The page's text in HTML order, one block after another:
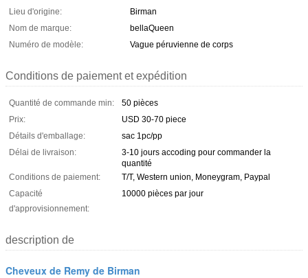
Lieu d'origine:
Birman
Nom de marque:
bellaQueen
Numéro de modèle:
Vague péruvienne de corps
Conditions de paiement et expédition
Quantité de commande min:
50 pièces
Prix:
USD 30-70 piece
Détails d'emballage:
sac 1pc/pp
Délai de livraison:
3-10 jours accoding pour commander la
quantité
Conditions de paiement:
T/T, Western union, Moneygram, Paypal
Capacité
d'approvisionnement:
10000 pièces par jour
description de
Cheveux de Remy de Birman